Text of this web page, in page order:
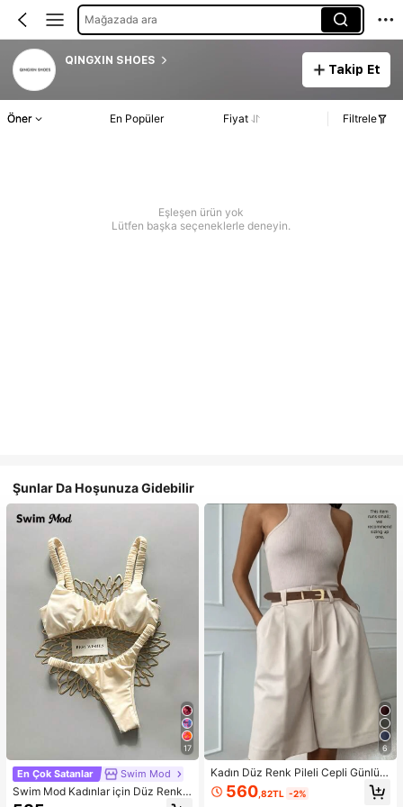
Mağazada ara
QINGXIN SHOES
Takip Et
Öner En Popüler Fiyat Filtrele
Eşleşen ürün yok
Lütfen başka seçeneklerle deneyin.
Şunlar Da Hoşunuza Gidebilir
17
En Çok Satanlar Swim Mod
Swim Mod Kadınlar için Düz Renk,
Büzgülü, Yüksek Kesimli, Seksi Biki
6
Kadın Düz Renk Pileli Cepli Günlük
Çok Yönlü Yazlık Şort, Zahmetsiz S
til 560,82TL -2%